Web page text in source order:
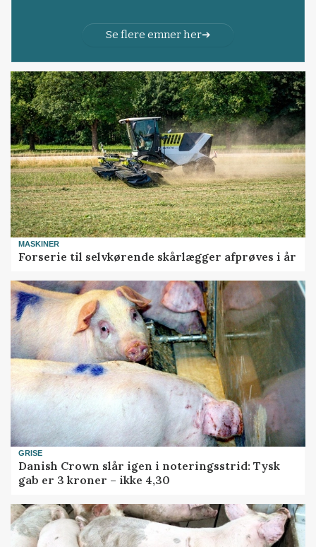
Se flere emner her
MASKINER
Forserie til selvkørende skårlægger afprøves i år
GRISE
Danish Crown slår igen i noteringsstrid: Tysk
gab er 3 kroner – ikke 4,30